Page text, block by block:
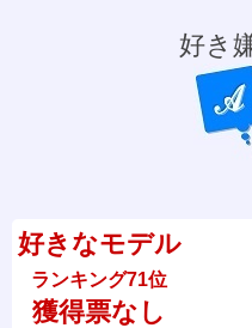
好き
好きなモデル
ランキング71位
獲得票なし